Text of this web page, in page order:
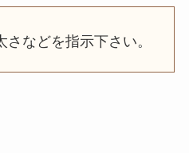
などを指示下さい。